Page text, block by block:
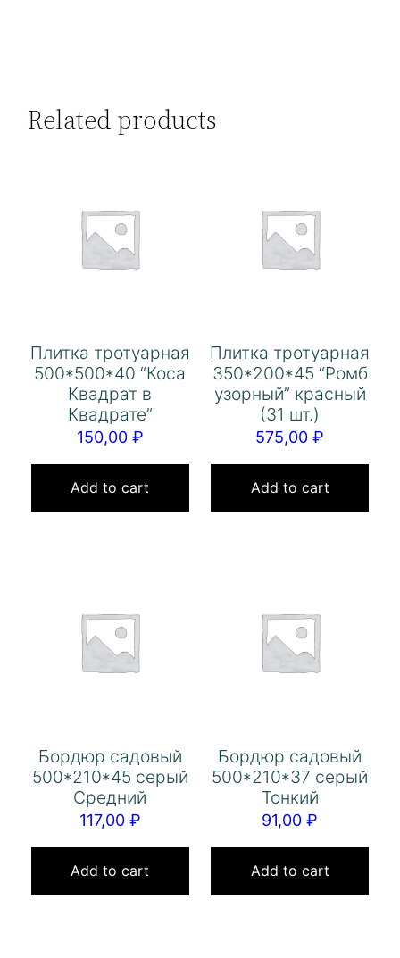
Related products
Плитка тротуарная
500*500*40 “Коса
Квадрат в
Квадрате”
150,00 ₽
Add to cart
Плитка тротуарная
350*200*45 “Ромб
узорный” красный
(31 шт.)
575,00₽
Add to cart
Бордюр садовый
500*210*45 серый
Средний
117,00 ₽
Add to cart
Бордюр садовый
500*210*37 серый
Тонкий
91,00₽
Add to cart